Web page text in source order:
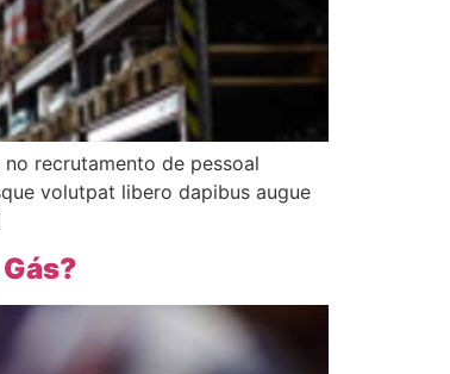
recrutamento de pessoal
volutpat libero dapibus augue